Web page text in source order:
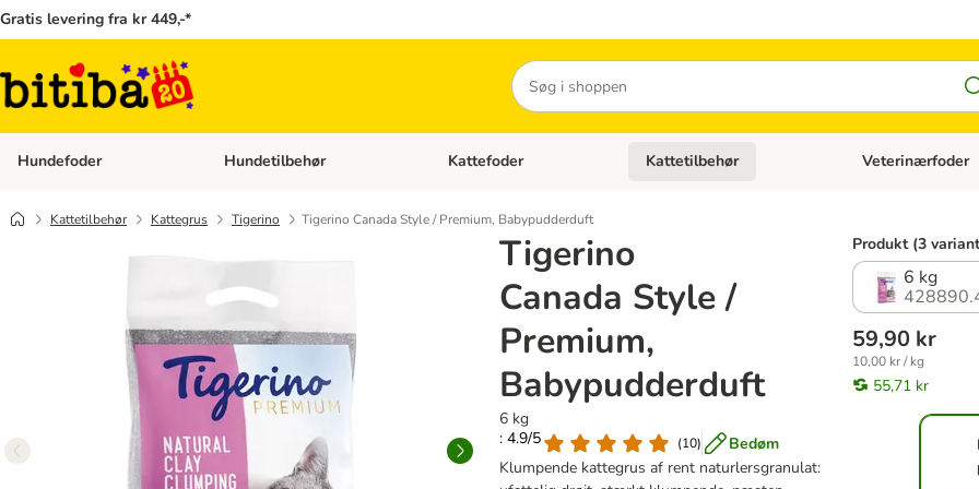
Gratis levering fra kr 449,-*
Søg
Hundefoder Åben kategori menu: Hundefoder
Hundetilbehør Åben kategori menu: Hundetilbehør
Kattefoder Åben kategori menu: Kattefoder
Kattetilbehør Åben kategori
Veterinærfoder
Kattetilbehør Kattegrus Tigerino Tigerino Canada Style / Premium, Babypudderduft
Tigerino
Canada Style /
Premium,
Babypudderduft
6 kg
: 4.9/5
(10)
Bedøm
Klumpende kattegrus af rent naturlersgranulat:
Produkt (3
6 kg
59,90 kr
10,00 kr / kg
55,71 kr